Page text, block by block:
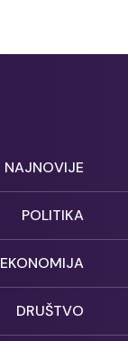
NAJNOVIJE
POLITIKA
EKONOMIJA
DRUŠTVO